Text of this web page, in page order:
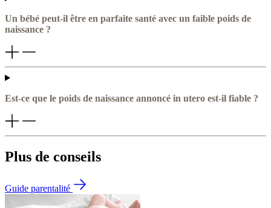
Un bébé peut-il être en parfaite santé avec un faible poids de
naissance ?
Est-ce que le poids de naissance annoncé in utero est-il fiable ?
Plus de conseils
Guide parentalité